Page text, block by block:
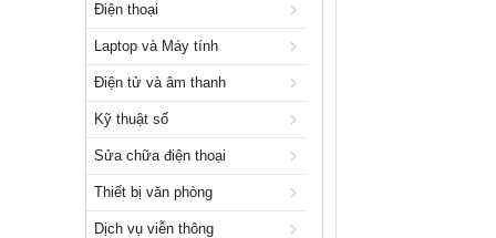
Điện tử và âm thanh
Kỹ thuật số
Sửa chữa điện thoại
Thiết bị văn phòng
Dịch vụ viễn thông
Thiết bị viễn thông
Điện thoại
Laptop và Máy tính
Điện tử và âm thanh
Kỹ thuật số
Sửa chữa điện thoại
Thiết bị văn phòng
Dịch vụ viễn thông